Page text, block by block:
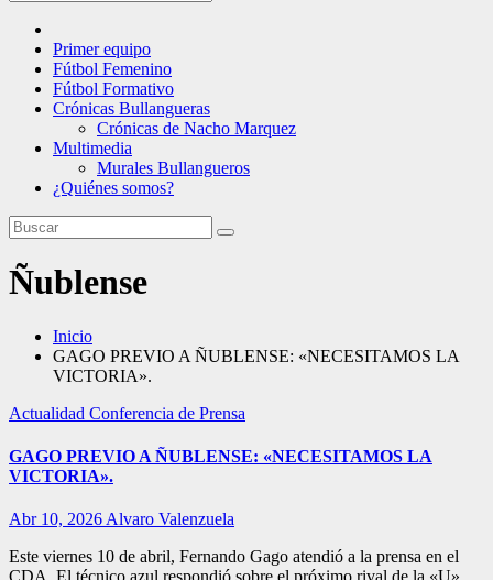
Primer equipo
Fútbol Femenino
Fútbol Formativo
Crónicas Bullangueras
Crónicas de Nacho Marquez
Multimedia
Murales Bullangueros
¿Quiénes somos?
Ñublense
Inicio
GAGO PREVIO A ÑUBLENSE: «NECESITAMOS LA
VICTORIA».
Actualidad Conferencia de Prensa
GAGO PREVIO A ÑUBLENSE: «NECESITAMOS LA
VICTORIA».
Abr 10, 2026Alvaro Valenzuela
Este viernes 10 de abril, Fernando Gago atendió a la prensa en el